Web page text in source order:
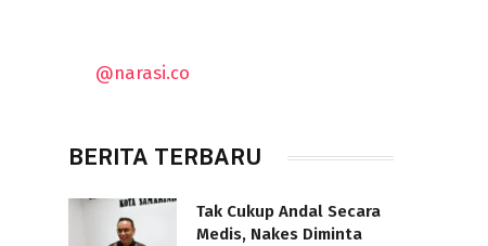
@narasi.co
BERITA TERBARU
Tak Cukup Andal Secara
Medis, Nakes Diminta